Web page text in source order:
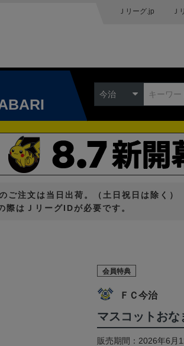
Ｊリーグ.jp Ｊ
今治
ご注文は当日出荷。（土日祝日は除く）
際はＪリーグIDが必要です。
会員特典
ＦＣ今治
マスコットおな
販売期間：2026年6月